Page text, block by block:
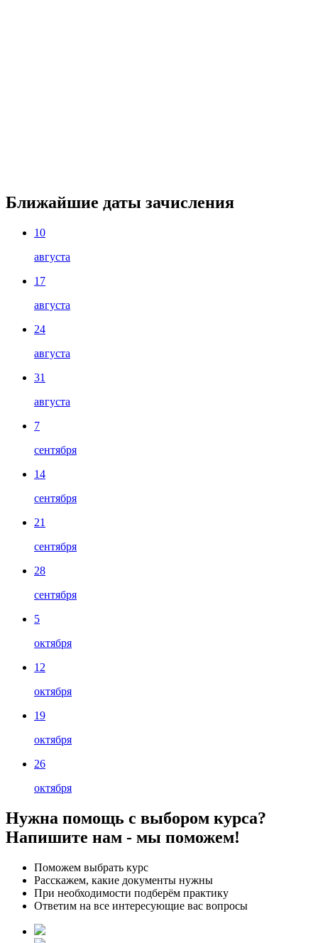
Ближайшие даты зачисления
10
августа
17
августа
24
августа
31
августа
7
сентября
14
сентября
21
сентября
28
сентября
5
октября
12
октября
19
октября
26
октября
Нужна помощь с выбором курса?
Напишите нам - мы поможем!
Поможем выбрать курс
Расскажем, какие документы нужны
При необходимости подберём практику
Ответим на все интересующие вас вопросы